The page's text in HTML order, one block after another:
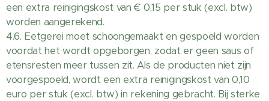
een extra reinigingskost van € 0,15 per stuk (excl. btw)
worden aangerekend.
4.6. Eetgerei moet schoongemaakt en gespoeld worden
voordat het wordt opgeborgen, zodat er geen saus of
etensresten meer tussen zit. Als de producten niet zijn
voorgespoeld, wordt een extra reinigingskost van 0,10
euro per stuk (excl. btw) in rekening gebracht. Bij sterke